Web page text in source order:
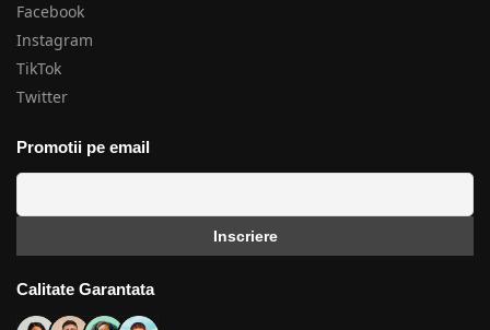
Facebook
Instagram
TikTok
Twitter
Promotii pe email
Calitate Garantata